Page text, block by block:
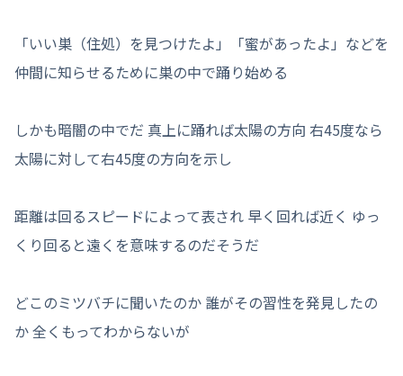
「いい巣（住処）を見つけたよ」「蜜があったよ」などを
仲間に知らせるために巣の中で踊り始める
しかも暗闇の中でだ 真上に踊れば太陽の方向 右45度なら
太陽に対して右45度の方向を示し
距離は回るスピードによって表され 早く回れば近く ゆっ
くり回ると遠くを意味するのだそうだ
どこのミツバチに聞いたのか 誰がその習性を発見したの
か 全くもってわからないが